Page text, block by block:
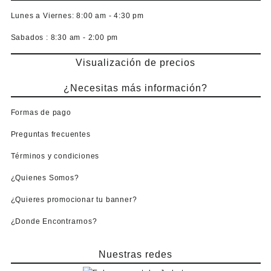
Lunes a Viernes: 8:00 am - 4:30 pm
Sabados : 8:30 am - 2:00 pm
Visualización de precios
¿Necesitas más información?
Formas de pago
Preguntas frecuentes
Términos y condiciones
¿Quienes Somos?
¿Quieres promocionar tu banner?
¿Donde Encontrarnos?
Nuestras redes